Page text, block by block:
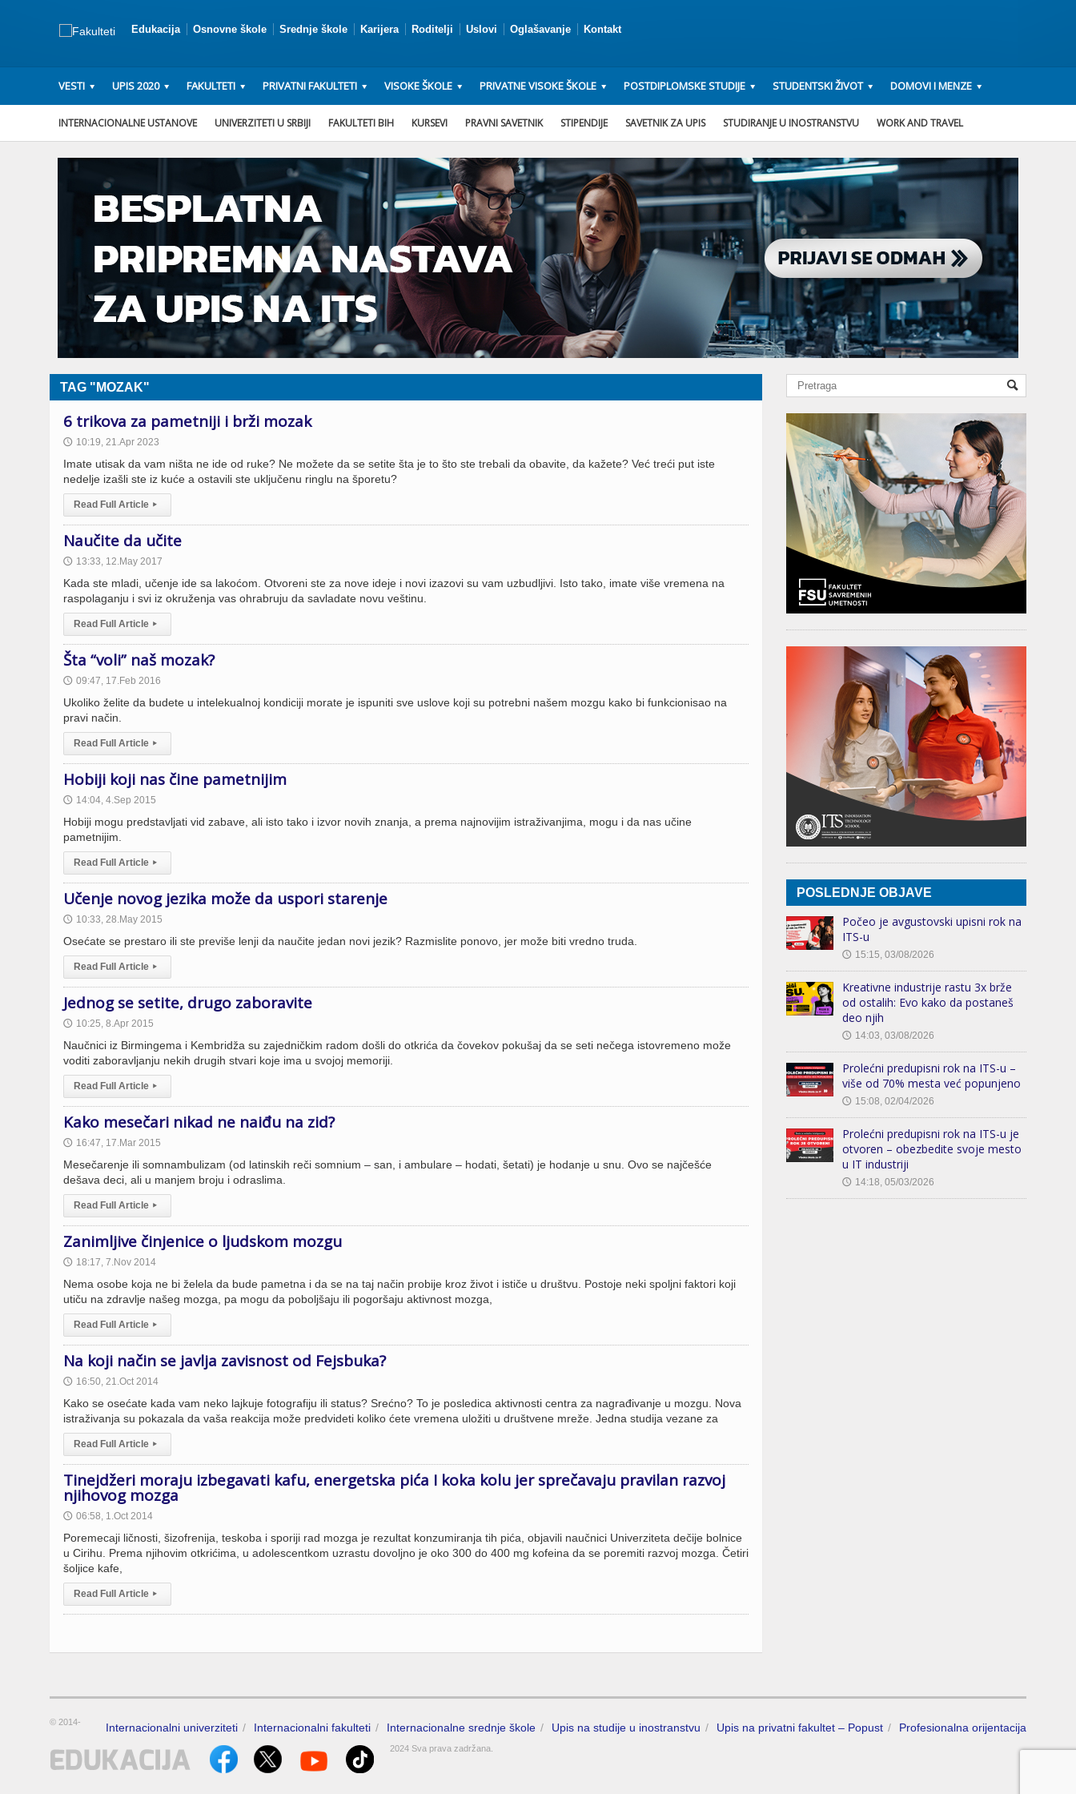
Edukacija Osnovne škole Srednje škole Karijera Roditelji Uslovi Oglašavanje Kontakt
VESTI UPIS 2020 FAKULTETI PRIVATNI FAKULTETI VISOKE ŠKOLE PRIVATNE VISOKE ŠKOLE POSTDIPLOMSKE STUDIJE STUDENTSKI ŽIVOT DOMOVI I MENZE
INTERNACIONALNE USTANOVE UNIVERZITETI U SRBIJI FAKULTETI BIH KURSEVI PRAVNI SAVETNIK STIPENDIJE SAVETNIK ZA UPIS STUDIRANJE U INOSTRANSTVU WORK AND TRAVEL
TAG "MOZAK"
6 trikova za pametniji i brži mozak
🕔 10:19, 21.Apr 2023
Imate utisak da vam ništa ne ide od ruke? Ne možete da se setite šta je to što ste trebali da obavite, da kažete? Već treći put iste
nedelje izašli ste iz kuće a ostavili ste uključenu ringlu na šporetu?
Read Full Article ▸
Naučite da učite
🕔 13:33, 12.May 2017
Kada ste mladi, učenje ide sa lakoćom. Otvoreni ste za nove ideje i novi izazovi su vam uzbudljivi. Isto tako, imate više vremena na
raspolaganju i svi iz okruženja vas ohrabruju da savladate novu veštinu.
Read Full Article ▸
Šta “voli” naš mozak?
🕔 09:47, 17.Feb 2016
Ukoliko želite da budete u intelekualnoj kondiciji morate je ispuniti sve uslove koji su potrebni našem mozgu kako bi funkcionisao na
pravi način.
Read Full Article ▸
Hobiji koji nas čine pametnijim
🕔 14:04, 4.Sep 2015
Hobiji mogu predstavljati vid zabave, ali isto tako i izvor novih znanja, a prema najnovijim istraživanjima, mogu i da nas učine
pametnijim.
Read Full Article ▸
Učenje novog jezika može da uspori starenje
🕔 10:33, 28.May 2015
Osećate se prestaro ili ste previše lenji da naučite jedan novi jezik? Razmislite ponovo, jer može biti vredno truda.
Read Full Article ▸
Jednog se setite, drugo zaboravite
🕔 10:25, 8.Apr 2015
Naučnici iz Birmingema i Kembridža su zajedničkim radom došli do otkrića da čovekov pokušaj da se seti nečega istovremeno može
voditi zaboravljanju nekih drugih stvari koje ima u svojoj memoriji.
Read Full Article ▸
Kako mesečari nikad ne naiđu na zid?
🕔 16:47, 17.Mar 2015
Mesečarenje ili somnambulizam (od latinskih reči somnium – san, i ambulare – hodati, šetati) je hodanje u snu. Ovo se najčešće
dešava deci, ali u manjem broju i odraslima.
Read Full Article ▸
Zanimljive činjenice o ljudskom mozgu
🕔 18:17, 7.Nov 2014
Nema osobe koja ne bi želela da bude pametna i da se na taj način probije kroz život i ističe u društvu. Postoje neki spoljni faktori koji
utiču na zdravlje našeg mozga, pa mogu da poboljšaju ili pogoršaju aktivnost mozga,
Read Full Article ▸
Na koji način se javlja zavisnost od Fejsbuka?
🕔 16:50, 21.Oct 2014
Kako se osećate kada vam neko lajkuje fotografiju ili status? Srećno? To je posledica aktivnosti centra za nagrađivanje u mozgu. Nova
istraživanja su pokazala da vaša reakcija može predvideti koliko ćete vremena uložiti u društvene mreže. Jedna studija vezane za
Read Full Article ▸
Tinejdžeri moraju izbegavati kafu, energetska pića I koka kolu jer sprečavaju pravilan razvoj
njihovog mozga
🕔 06:58, 1.Oct 2014
Poremecaji ličnosti, šizofrenija, teskoba i sporiji rad mozga je rezultat konzumiranja tih pića, objavili naučnici Univerziteta dečije bolnice
u Cirihu. Prema njihovim otkrićima, u adolescentkom uzrastu dovoljno je oko 300 do 400 mg kofeina da se poremiti razvoj mozga. Četiri
šoljice kafe,
Read Full Article ▸
POSLEDNJE OBJAVE
Počeo je avgustovski upisni rok na
ITS-u
🕔 15:15, 03/08/2026
Kreativne industrije rastu 3x brže
od ostalih: Evo kako da postaneš
deo njih
🕔 14:03, 03/08/2026
Prolećni predupisni rok na ITS-u –
više od 70% mesta već popunjeno
🕔 15:08, 02/04/2026
Prolećni predupisni rok na ITS-u je
otvoren – obezbedite svoje mesto
u IT industriji
🕔 14:18, 05/03/2026
Internacionalni univerziteti Internacionalni fakulteti Internacionalne srednje škole Upis na studije u inostranstvu Upis na privatni fakultet – Popust Profesionalna orijentacija
© 2014-
2024 Sva prava zadržana.